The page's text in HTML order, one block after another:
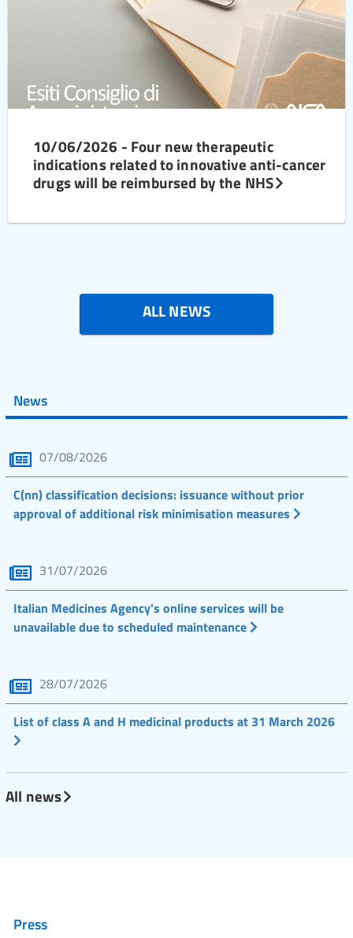
10/06/2026 - Four new therapeutic
indications related to innovative anti-cancer
drugs will be reimbursed by the NHS
ALL NEWS
News
07/08/2026
C(nn) classification decisions: issuance without prior
approval of additional risk minimisation measures
31/07/2026
Italian Medicines Agency's online services will be
unavailable due to scheduled maintenance
28/07/2026
List of class A and H medicinal products at 31 March 2026
All news
Press